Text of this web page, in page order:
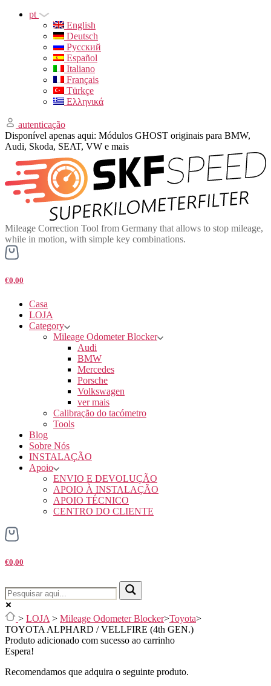
pt
English
Deutsch
Русский
Español
Italiano
Français
Türkçe
Ελληνικά
autenticação
Disponível apenas aqui: Módulos GHOST originais para BMW,
Audi, Skoda, SEAT, VW e mais
Mileage Correction Tool from Germany that allows to stop mileage,
while in motion, with simple key combinations.
€0,00
Casa
LOJA
Category
Mileage Odometer Blocker
Audi
BMW
Mercedes
Porsche
Volkswagen
ver mais
Calibração do tacómetro
Tools
Blog
Sobre Nós
INSTALAÇÃO
Apoio
ENVIO E DEVOLUÇÃO
APOIO À INSTALAÇÃO
APOIO TÉCNICO
CENTRO DO CLIENTE
€0,00
> LOJA > Mileage Odometer Blocker>Toyota>
TOYOTA ALPHARD / VELLFIRE (4th GEN.)
Produto adicionado com sucesso ao carrinho
Espera!
Recomendamos que adquira o seguinte produto.